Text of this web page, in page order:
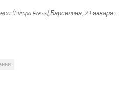
(Europa Press), Барселона, 21 января